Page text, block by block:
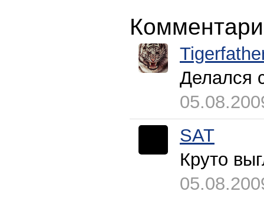
Делался
SAT
Круто